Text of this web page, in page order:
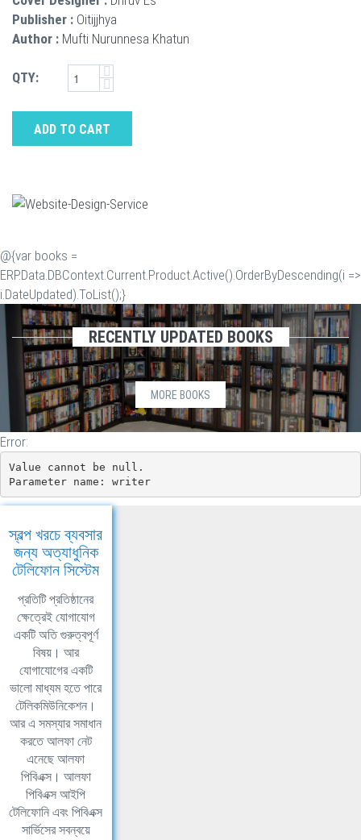
Publisher : Oitijjhya
Author : Mufti Nurunnesa Khatun
QTY:
ADD TO CART
@{var books =
ERP.Data.DBContext.Current.Product.Active().OrderByDescending(i =>
i.DateUpdated).ToList();}
RECENTLY UPDATED BOOKS
MORE BOOKS
Error:
Value cannot be null.
Parameter name: writer
স্বল্প খরচে ব্যবসার
জন্য অত্যাধুনিক
টেলিফোন সিস্টেম
প্রতিটি প্রতিষ্ঠানের
ক্ষেত্রেই যোগাযোগ
একটি অতি গুরুত্বপূর্ণ
বিষয়। আর
যোগাযোগের একটি
ভালো মাধ্যম হতে পারে
টেলিকমিউনিকেশন।
আর এ সমস্যার সমাধান
করতে আলফা নেট
এনেছে আলফা
পিবিএক্স। আলফা
পিবিএক্স আইপি
টেলিফোনি এবং পিবিএক্স
সার্ভিসের সবন্বয়ে